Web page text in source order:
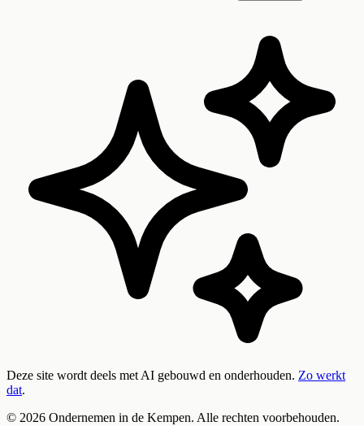
Deze site wordt deels met AI gebouwd en onderhouden. Zo werkt
dat.
© 2026 Ondernemen in de Kempen. Alle rechten voorbehouden.